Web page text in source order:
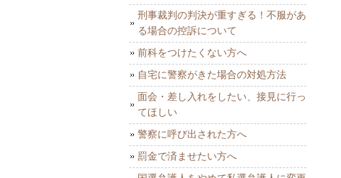
刑事裁判の判決が重すぎる！不服があ
る場合の控訴について
前科をつけたくない方へ
自宅に警察がきた場合の対処方法
面会・差し入れをしたい、接見に行っ
てほしい
警察に呼び出された方へ
罰金で済ませたい方へ